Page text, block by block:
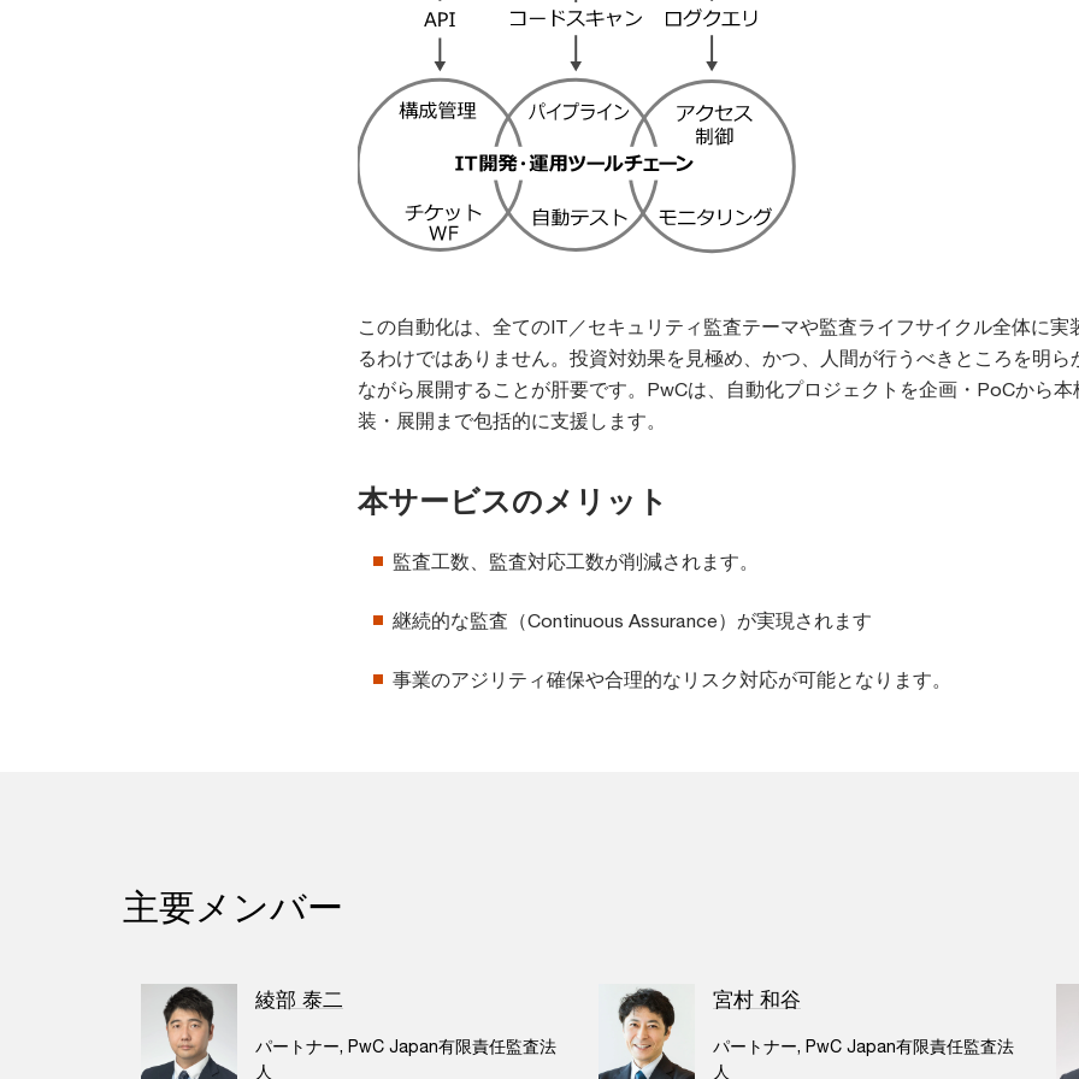
この自動化は、全てのIT／セキュリティ監査テーマや監査ライフサイクル全体に実
るわけではありません。投資対効果を見極め、かつ、人間が行うべきところを明ら
ながら展開することが肝要です。PwCは、自動化プロジェクトを企画・PoCから本
装・展開まで包括的に支援します。
本サービスのメリット
監査工数、監査対応工数が削減されます。
継続的な監査（Continuous Assurance）が実現されます
事業のアジリティ確保や合理的なリスク対応が可能となります。
主要メンバー
綾部 泰二
パートナー, PwC Japan有限責任監査法
人
宮村 和谷
パートナー, PwC Japan有限責任監査法
人